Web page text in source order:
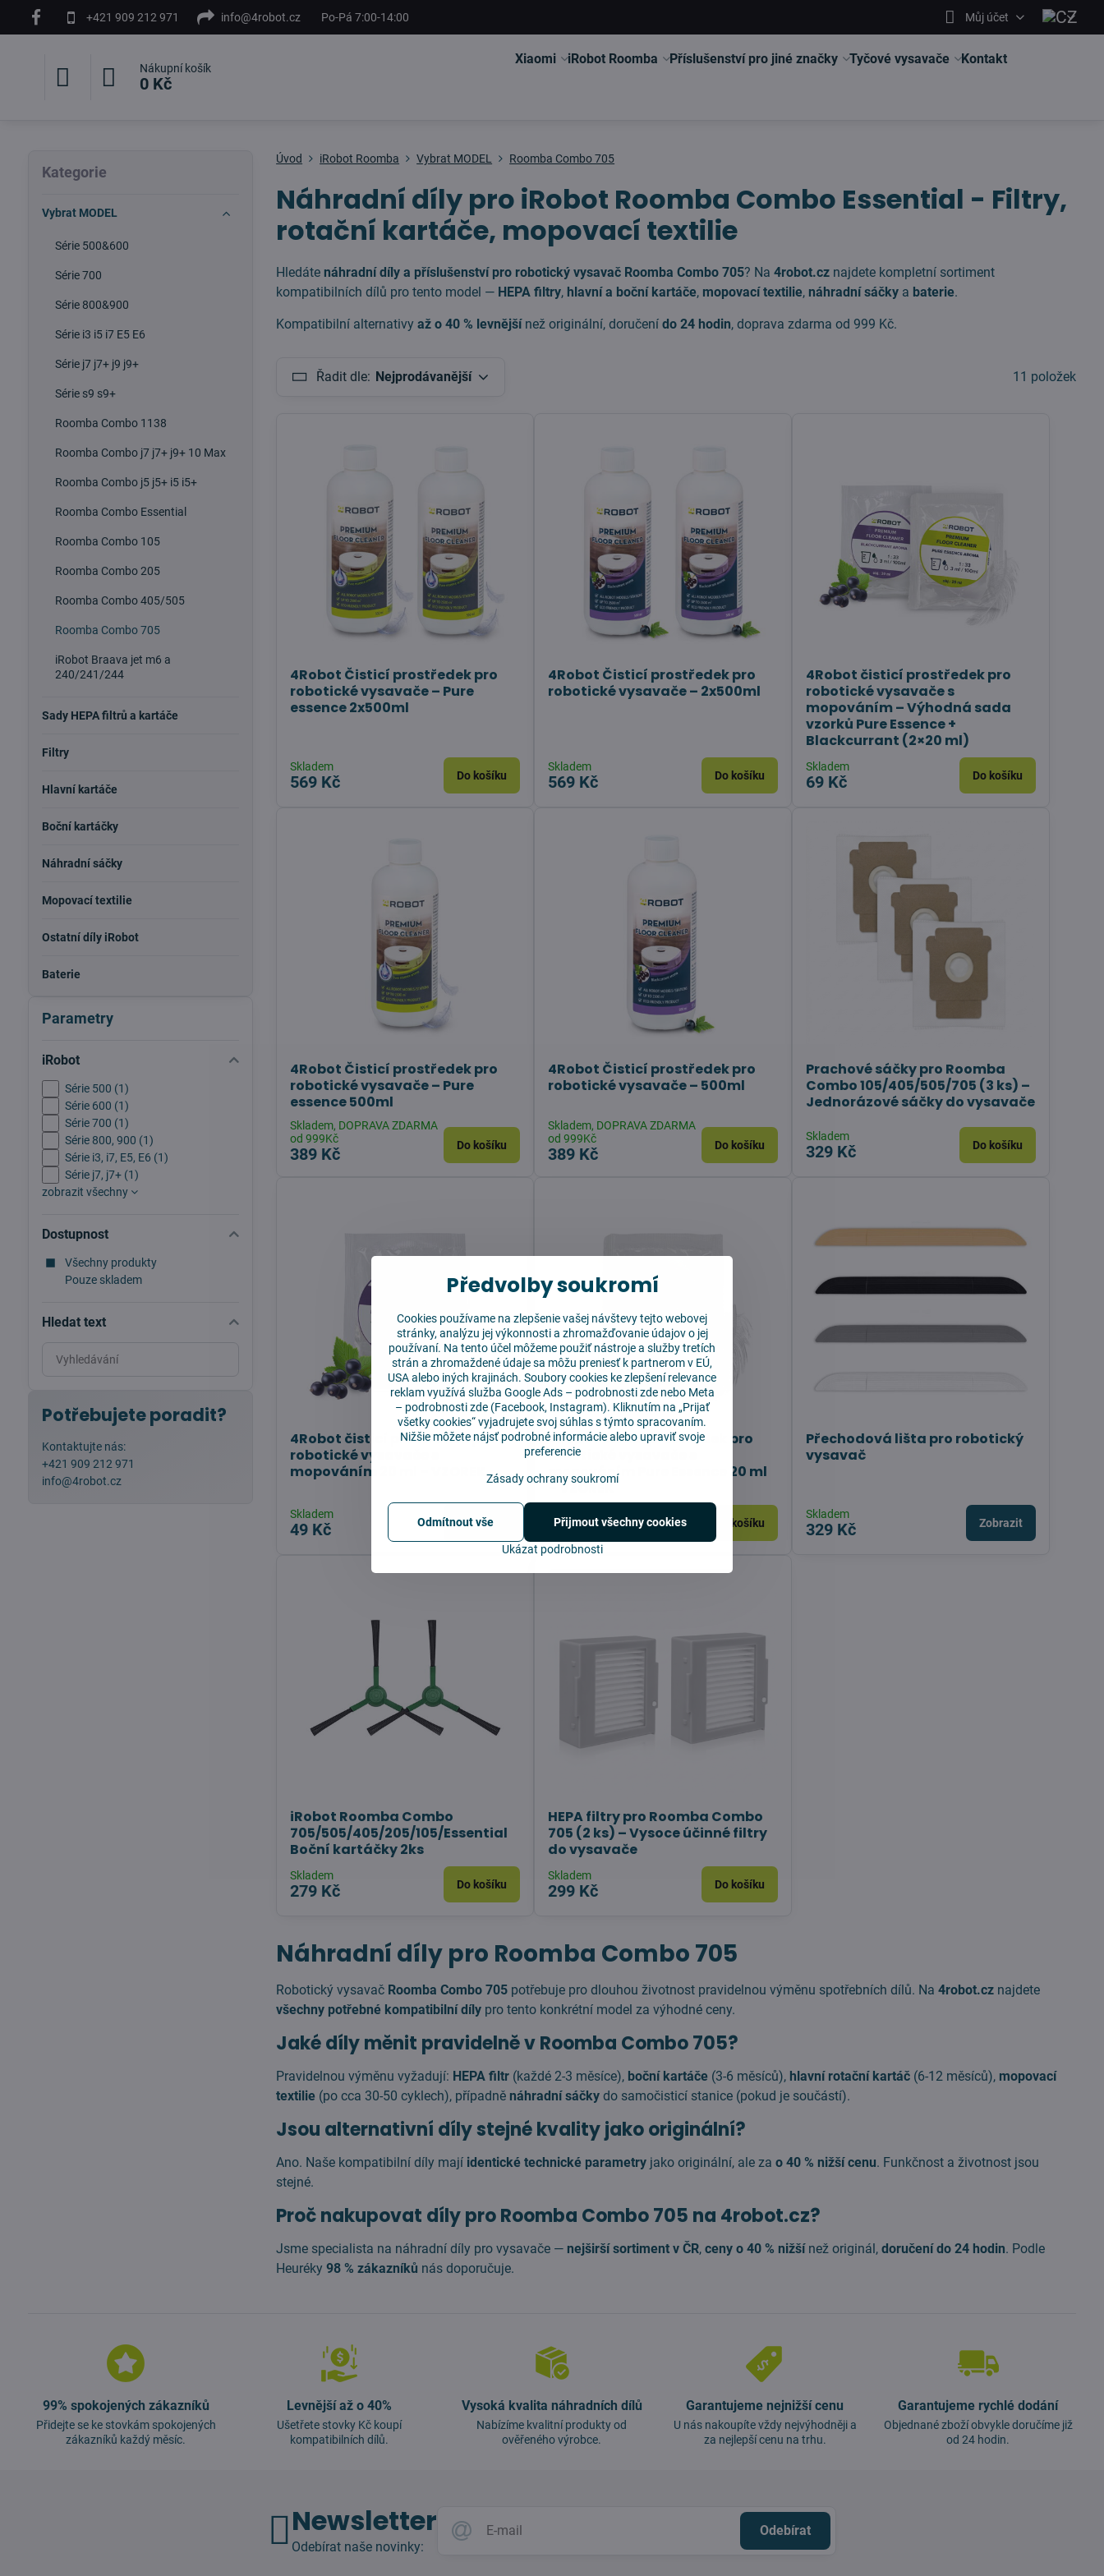
+421 909 212 971 info@4robot.cz Po-Pá 7:00-14:00 Můj účet
Nákupní košík
0 Kč
Xiaomi iRobot Roomba Příslušenství pro jiné značky Tyčové vysavače Kontakt
Úvod iRobot Roomba Vybrat MODEL Roomba Combo 705
Náhradní díly pro iRobot Roomba Combo Essential - Filtry,
rotační kartáče, mopovací textilie
Hledáte náhradní díly a příslušenství pro robotický vysavač Roomba Combo 705? Na4robot.cz najdete kompletní sortiment
kompatibilních dílů pro tento model — HEPA filtry, hlavní a boční kartáče, mopovací textilie, náhradní sáčky a baterie.
Kompatibilní alternativyaž o 40 % levnějšínež originální, doručenído 24 hodin, doprava zdarma od 999 Kč.
Řadit dle: Nejprodávanější 11 položek
4Robot Čisticí prostředek pro
robotické vysavače – Pure
essence 2x500ml
Skladem
569 Kč Do košíku
4Robot Čisticí prostředek pro
robotické vysavače – 2x500ml
Skladem
569 Kč Do košíku
4Robot čisticí prostředek pro
robotické vysavače s
mopováním – Výhodná sada
vzorků Pure Essence +
Blackcurrant (2×20 ml)
Skladem
69 Kč Do košíku
4Robot Čisticí prostředek pro
robotické vysavače – Pure
essence 500ml
Skladem, DOPRAVA ZDARMA
od 999Kč
389 Kč Do košíku
4Robot Čisticí prostředek pro
robotické vysavače – 500ml
Skladem, DOPRAVA ZDARMA
od 999Kč
389 Kč Do košíku
Prachové sáčky pro Roomba
Combo 105/405/505/705 (3 ks) –
Jednorázové sáčky do vysavače
Skladem
329 Kč Do košíku
4Robot čisticí prostředek pro
robotické vysavače s
mopováním 20 ml – VZOREK
Skladem
49 Kč Do košíku
4Robot čisticí prostředek pro
robotické vysavače s
mopováním Pure Essence 20 ml
– VZOREK
Skladem
49 Kč Do košíku
Přechodová lišta pro robotický
vysavač
Skladem
329 Kč Zobrazit
iRobot Roomba Combo
705/505/405/205/105/Essential
Boční kartáčky 2ks
Skladem
279 Kč Do košíku
HEPA filtry pro Roomba Combo
705 (2 ks) – Vysoce účinné filtry
do vysavače
Skladem
299 Kč Do košíku
Náhradní díly pro Roomba Combo 705
Robotický vysavač Roomba Combo 705 potřebuje pro dlouhou životnost pravidelnou výměnu spotřebních dílů. Na4robot.cz najdete
všechny potřebné kompatibilní díly pro tento konkrétní model za výhodné ceny.
Jaké díly měnit pravidelně v Roomba Combo 705?
Pravidelnou výměnu vyžadují: HEPA filtr (každé 2-3 měsíce), boční kartáče (3-6 měsíců), hlavní rotační kartáč (6-12 měsíců), mopovací
textilie (po cca 30-50 cyklech), případně náhradní sáčky do samočisticí stanice (pokud je součástí).
Jsou alternativní díly stejné kvality jako originální?
Ano. Naše kompatibilní díly mají identické technické parametry jako originální, ale zao 40 % nižší cenu. Funkčnost a životnost jsou
stejné.
Proč nakupovat díly pro Roomba Combo 705 na 4robot.cz?
Jsme specialista na náhradní díly pro vysavače — nejširší sortiment v ČR,ceny o 40 % nižšínež originál,doručení do 24 hodin. Podle
Heuréky98 % zákazníků nás doporučuje.
Parametry
iRobot
Série 500 (1)
Série 600 (1)
Série 700 (1)
Série 800, 900 (1)
Série i3, i7, E5, E6 (1)
Série j7, j7+ (1)
zobrazit všechny
Dostupnost
Všechny produkty
Pouze skladem
Hledat text
Prohledat
výsledky
fulltextem
Potřebujete poradit?
Kontaktujte nás:
+421 909 212 971
info@4robot.cz
Kategorie
Vybrat MODEL
Série 500&600
Série 700
Série 800&900
Série i3 i5 i7 E5 E6
Série j7 j7+ j9 j9+
Série s9 s9+
Roomba Combo 1138
Roomba Combo j7 j7+ j9+ 10 Max
Roomba Combo j5 j5+ i5 i5+
Roomba Combo Essential
Roomba Combo 105
Roomba Combo 205
Roomba Combo 405/505
Roomba Combo 705
iRobot Braava jet m6 a
240/241/244
Sady HEPA filtrů a kartáče
Filtry
Hlavní kartáče
Boční kartáčky
Náhradní sáčky
Mopovací textilie
Ostatní díly iRobot
Baterie
99% spokojených zákazníků
Přidejte se ke stovkám spokojených
zákazníků každý měsíc.
Levnější až o 40%
Ušetřete stovky Kč koupí
kompatibilních dílů.
Vysoká kvalita náhradních dílů
Nabízíme kvalitní produkty od
ověřeného výrobce.
Garantujeme nejnižší cenu
U nás nakoupíte vždy nejvýhodněji a
za nejlepší cenu na trhu.
Garantujeme rychlé dodání
Objednané zboží obvykle doručíme již
od 24 hodin.
Newsletter
Odebírat naše novinky:
Odebírat
Předvolby soukromí
Cookies používame na zlepšenie vašej návštevy tejto webovej
stránky, analýzu jej výkonnosti a zhromažďovanie údajov o jej
používaní. Na tento účel môžeme použiť nástroje a služby tretích
strán a zhromaždené údaje sa môžu preniesť k partnerom v EÚ,
USA alebo iných krajinách. Soubory cookies ke zlepšení relevance
reklam využívá služba Google Ads – podrobnosti zdenebo Meta
– podrobnosti zde(Facebook, Instagram). Kliknutím na „Prijať
všetky cookies“ vyjadrujete svoj súhlas s týmto spracovaním.
Nižšie môžete nájsť podrobné informácie alebo upraviť svoje
preferencie
Zásady ochrany soukromí
Ukázat podrobnosti
Přijmout všechny cookies
Odmítnout vše